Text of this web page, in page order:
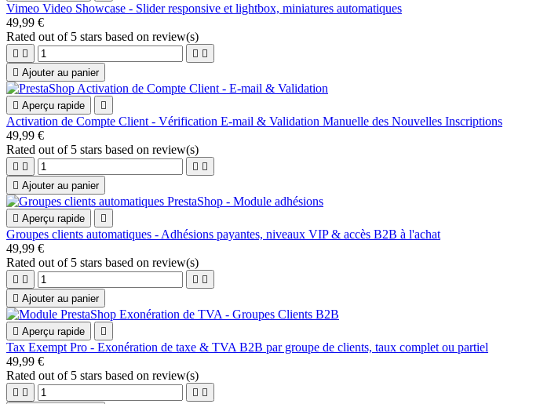
Vimeo Video Showcase - Slider responsive et lightbox, miniatures automatiques
49,99 €
Rated out of 5 stars based on review(s)
   
 Ajouter au panier
 Aperçu rapide 
Activation de Compte Client - Vérification E-mail & Validation Manuelle des Nouvelles Inscriptions
49,99 €
Rated out of 5 stars based on review(s)
   
 Ajouter au panier
 Aperçu rapide 
Groupes clients automatiques - Adhésions payantes, niveaux VIP & accès B2B à l'achat
49,99 €
Rated out of 5 stars based on review(s)
   
 Ajouter au panier
 Aperçu rapide 
Tax Exempt Pro - Exonération de taxe & TVA B2B par groupe de clients, taux complet ou partiel
49,99 €
Rated out of 5 stars based on review(s)
   